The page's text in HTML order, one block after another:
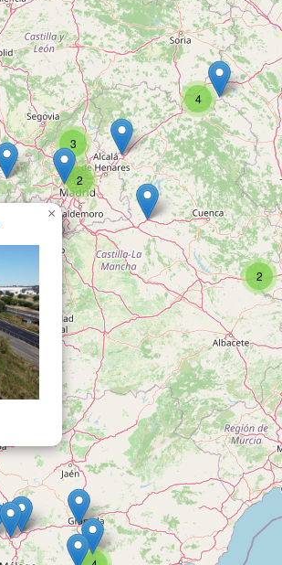
4
2
3
2
×